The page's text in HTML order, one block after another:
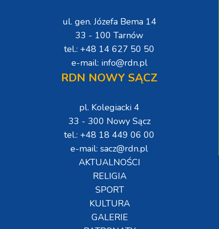
ul. gen. Józefa Bema 14
33 - 100 Tarnów
tel.: +48 14 627 50 50
e-mail: info@rdn.pl
RDN NOWY SĄCZ
pl. Kolegiacki 4
33 - 300 Nowy Sącz
tel.: +48 18 449 06 00
e-mail: sacz@rdn.pl
AKTUALNOŚCI
RELIGIA
SPORT
KULTURA
GALERIE